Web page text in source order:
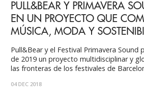
PULL&BEAR Y PRIMAVERA
EN UN PROYECTO QUE
MÚSICA, MODA Y
Pull&Bear y el Festival Primavera Sound
de 2019 un proyecto multidisciplinar y
las fronteras de los festivales de
primer “eco-partner” del festival y lanzará
04 DEC 2018